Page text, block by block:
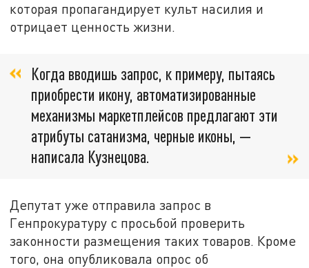
которая пропагандирует культ насилия и
отрицает ценность жизни.
Когда вводишь запрос, к примеру, пытаясь
приобрести икону, автоматизированные
механизмы маркетплейсов предлагают эти
атрибуты сатанизма, черные иконы, —
написала Кузнецова.
Депутат уже отправила запрос в
Генпрокуратуру с просьбой проверить
законности размещения таких товаров. Кроме
того, она опубликовала опрос об